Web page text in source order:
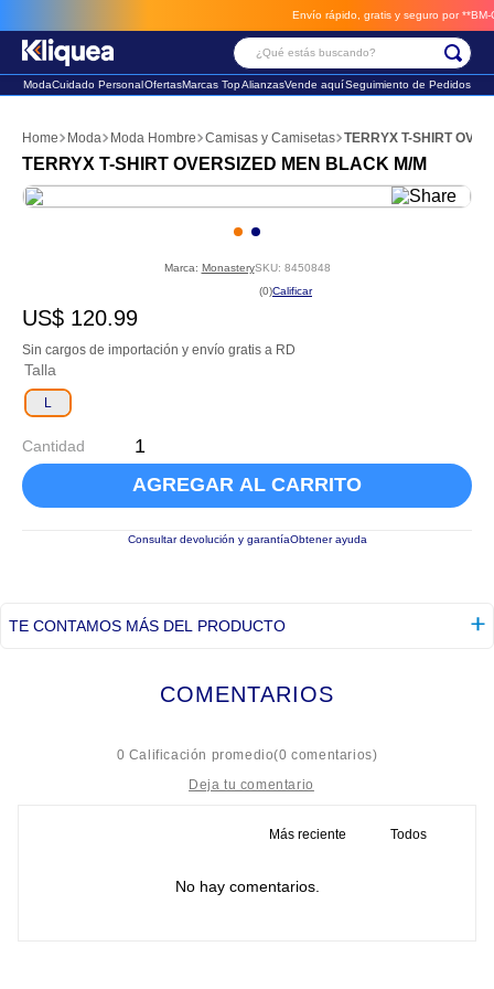
Envío rápido, gratis y seguro por **BM-
¿Qué estás buscando?
ModaCuidado PersonalOfertasMarcas TopAlianzasVende aquíSeguimiento de Pedidos
Moda Moda Hombre Camisas y Camisetas TERRYX T-SHIRT
TERRYX T-SHIRT OVERSIZED MEN BLACK M/M
Marca: MonasterySKU: 8450848
☆
(0)
US$ 120.99
Sin cargos de importación y envío gratis a RD
Talla
L
Cantidad
AGREGAR AL CARRITO
Consultar devolución y garantíaObtener ayuda
TE CONTAMOS MÁS DEL PRODUCTO
COMENTARIOS
0 Calificación promedio(0 comentarios)
Más reciente Todos
No hay comentarios.
2. sandalia